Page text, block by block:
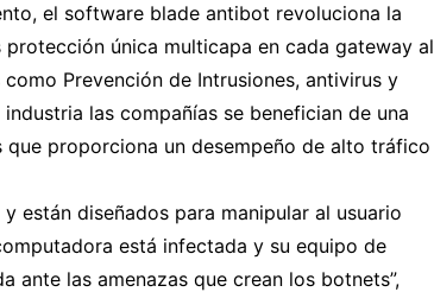
el software blade antibot revoluciona la
única multicapa en cada gateway al
Prevención de Intrusiones, antivirus y
las compañías se benefician de una
proporciona un desempeño de alto tráfico
están diseñados para manipular al usuario
está infectada y su equipo de
ante las amenazas que crean los botnets”,